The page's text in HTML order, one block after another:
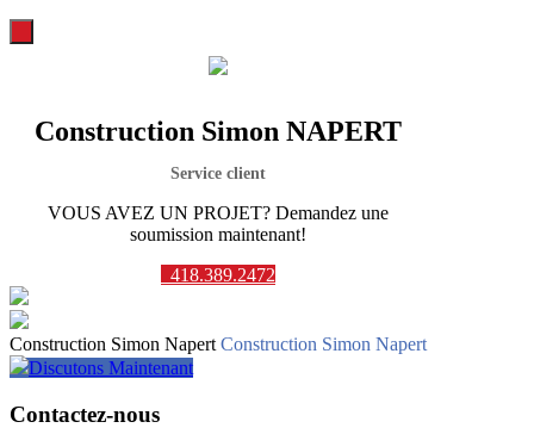
Construction Simon NAPERT
Service client
VOUS AVEZ UN PROJET? Demandez une
soumission maintenant!
418.389.2472
Construction Simon Napert Construction Simon Napert
Discutons Maintenant
Contactez-nous